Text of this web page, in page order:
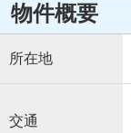
物件概要
所在地
交通